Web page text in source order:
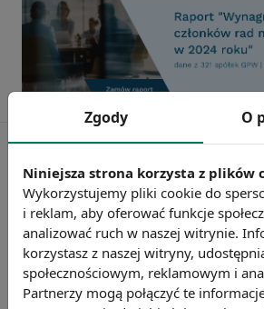
Zgody O
Niniejsza strona korzysta z plików
Wykorzystujemy pliki cookie do
i reklam, aby oferować funkcje
analizować ruch w naszej witrynie.
korzystasz z naszej witryny,
społecznościowym, reklamowym i
Partnerzy mogą połączyć te